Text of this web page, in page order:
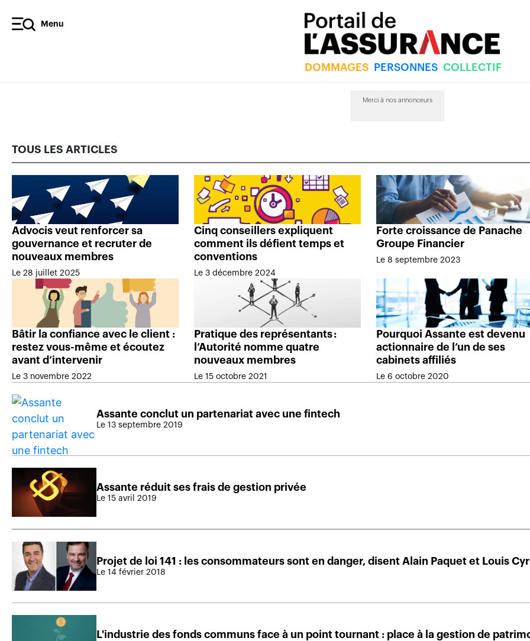
Menu
DOMMAGES PERSONNES COLLECTIF
Merci à nos annonceurs
TOUS LES ARTICLES
Advocis veut renforcer sa
gouvernance et recruter de
nouveaux membres
Le 28 juillet 2025
Cinq conseillers expliquent
comment ils défient temps et
conventions
Le 3 décembre 2024
Forte croissance de Panache
Groupe Financier
Le 8 septembre 2023
Bâtir la confiance avec le client :
restez vous-même et écoutez
avant d’intervenir
Le 3 novembre 2022
Pratique des représentants :
l’Autorité nomme quatre
nouveaux membres
Le 15 octobre 2021
Pourquoi Assante est devenu
actionnaire de l’un de ses
cabinets affiliés
Le 6 octobre 2020
Assante conclut un partenariat avec une fintech
Le 13 septembre 2019
Assante réduit ses frais de gestion privée
Le 15 avril 2019
Projet de loi 141 : les consommateurs sont en danger, disent Alain Paquet et Louis Cyr
Le 14 février 2018
L'industrie des fonds communs face à un point tournant : place à la gestion de